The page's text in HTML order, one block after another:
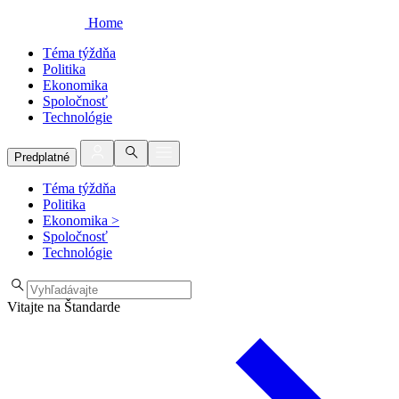
Home
Téma týždňa
Politika
Ekonomika
Spoločnosť
Technológie
Predplatné
Téma týždňa
Politika
Ekonomika >
Spoločnosť
Technológie
Vitajte na Štandarde